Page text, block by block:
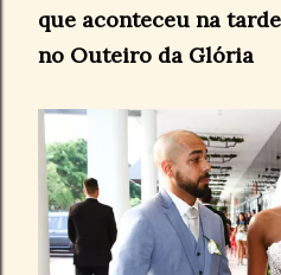
que aconteceu na
no Outeiro da Glória